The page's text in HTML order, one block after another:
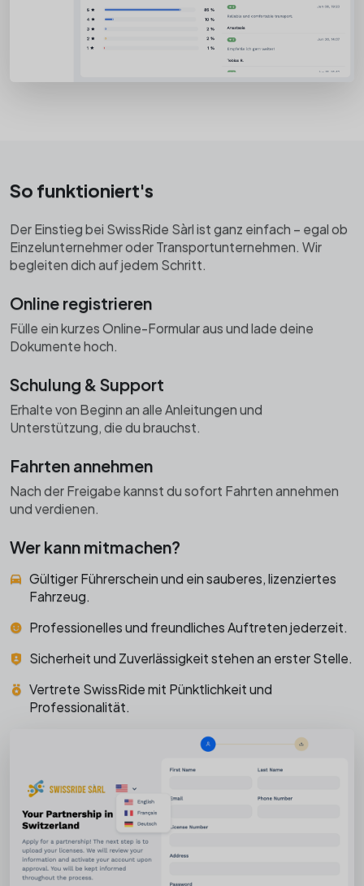
So funktioniert's
Der Einstieg bei SwissRide Sàrl ist ganz einfach – egal ob
Einzelunternehmer oder Transportunternehmen. Wir
begleiten dich auf jedem Schritt.
Online registrieren
Fülle ein kurzes Online-Formular aus und lade deine
Dokumente hoch.
Schulung & Support
Erhalte von Beginn an alle Anleitungen und
Unterstützung, die du brauchst.
Fahrten annehmen
Nach der Freigabe kannst du sofort Fahrten annehmen
und verdienen.
Wer kann mitmachen?
Gültiger Führerschein und ein sauberes, lizenziertes
Fahrzeug.
Professionelles und freundliches Auftreten jederzeit.
Sicherheit und Zuverlässigkeit stehen an erster Stelle.
Vertrete SwissRide mit Pünktlichkeit und
Professionalität.